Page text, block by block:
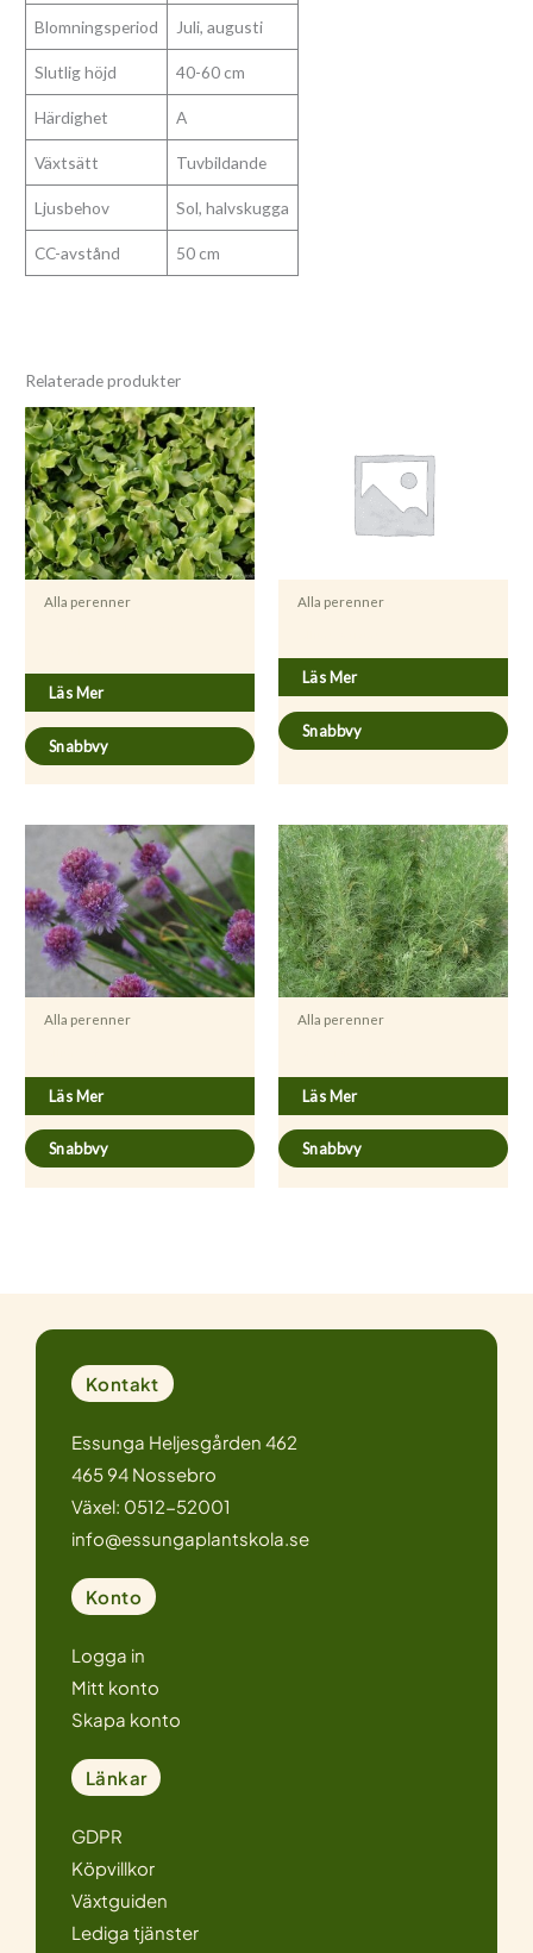
Blomningsperiod Juli, augusti
Slutlig höjd 40-60 cm
Härdighet A
Växtsätt Tuvbildande
Ljusbehov Sol, halvskugga
CC-avstånd 50 cm
Relaterade produkter
Alla perenner
Läs Mer
Snabbvy
Alla perenner
Läs Mer
Snabbvy
Alla perenner
Läs Mer
Snabbvy
Alla perenner
Läs Mer
Snabbvy
Kontakt
Essunga Heljesgården 462
465 94 Nossebro
Växel: 0512-52001
info@essungaplantskola.se
Konto
Logga in
Mitt konto
Skapa konto
Länkar
GDPR
Köpvillkor
Växtguiden
Lediga tjänster